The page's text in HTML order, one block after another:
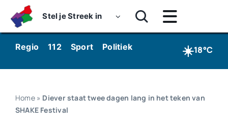
content
Stel je Streek in
Toggle
Navigatie
Home
Nieuws
Regio 112 Sport Politiek Kunst & Cultuur
☀️18°C
Home» Diever staat twee dagen lang in het teken van
SHAKE Festival